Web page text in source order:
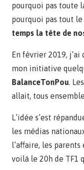
pourquoi pas toute
pourquoi pas tout le
temps la tête de
En février 2019,
mon initiative
BalanceTonPou.
allait, tous
L’idée s’est
les médias
l’affaire, les
voilà le 20h de TF1